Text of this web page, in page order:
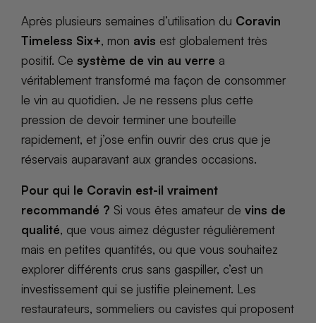
Après plusieurs semaines d’utilisation du Coravin
Timeless Six+, mon avis est globalement très
positif. Ce système de vin au verre a
véritablement transformé ma façon de consommer
le vin au quotidien. Je ne ressens plus cette
pression de devoir terminer une bouteille
rapidement, et j’ose enfin ouvrir des crus que je
réservais auparavant aux grandes occasions.
Pour qui le Coravin est-il vraiment
recommandé ? Si vous êtes amateur de vins de
qualité, que vous aimez déguster régulièrement
mais en petites quantités, ou que vous souhaitez
explorer différents crus sans gaspiller, c’est un
investissement qui se justifie pleinement. Les
restaurateurs, sommeliers ou cavistes qui proposent